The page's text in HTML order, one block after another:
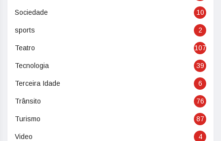
Sociedade 10
sports 2
Teatro 107
Tecnologia 39
Terceira Idade 6
Trânsito 76
Turismo 87
Video 4